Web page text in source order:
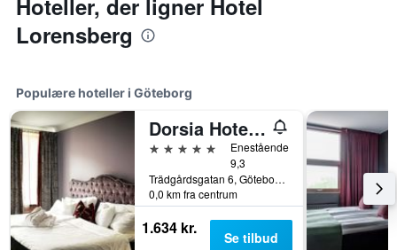
Hoteller, der ligner Hotel
Lorensberg
Populære hoteller i Göteborg
Dorsia Hotel & Restaurant
5 stjerner
Enestående
9,3
Trädgårdsgatan 6, Göteborg, Västra Götalands län, Sverige
0,0 km fra centrum
1.634 kr. Se tilbud